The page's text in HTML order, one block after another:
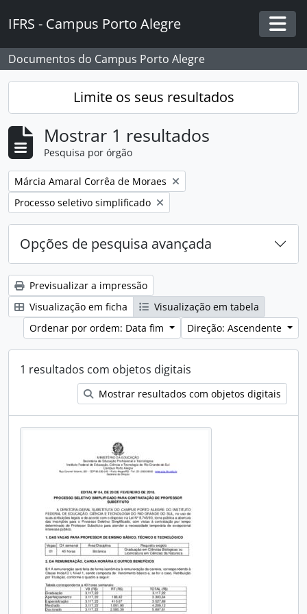
IFRS - Campus Porto Alegre
Documentos do Campus Porto Alegre
Limite os seus resultados
Mostrar 1 resultados
Pesquisa por órgão
Remover filtro:
Márcia Amaral Corrêa de Moraes
Remover filtro:
Processo seletivo simplificado
Opções de pesquisa avançada
Previsualizar a impressão
Visualização em ficha
Visualização em tabela
Ordenar por ordem: Data fim
Direção: Ascendente
1 resultados com objetos digitais
Mostrar resultados com objetos digitais